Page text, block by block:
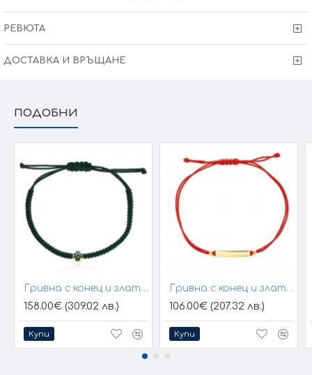
свържем с Вас, за да уточним всички характеристики и
изисквания за изработката.
РЕВЮТА
ДОСТАВКА И ВРЪЩАНЕ
ПОДОБНИ
Гривна с конец и златен елемент кръст
158.00€ (309.02 лв.)
Купи
Гривна с конец и златна плочка за гравиране
106.00€ (207.32 лв.)
Купи